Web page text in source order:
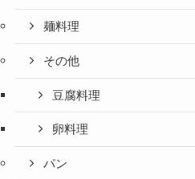
麺料理
その他
豆腐料理
卵料理
パン